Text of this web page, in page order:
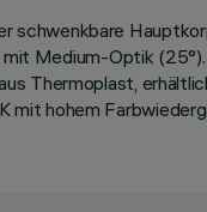
schwenkbare
Medium-Optik
Thermoplast,
hohem